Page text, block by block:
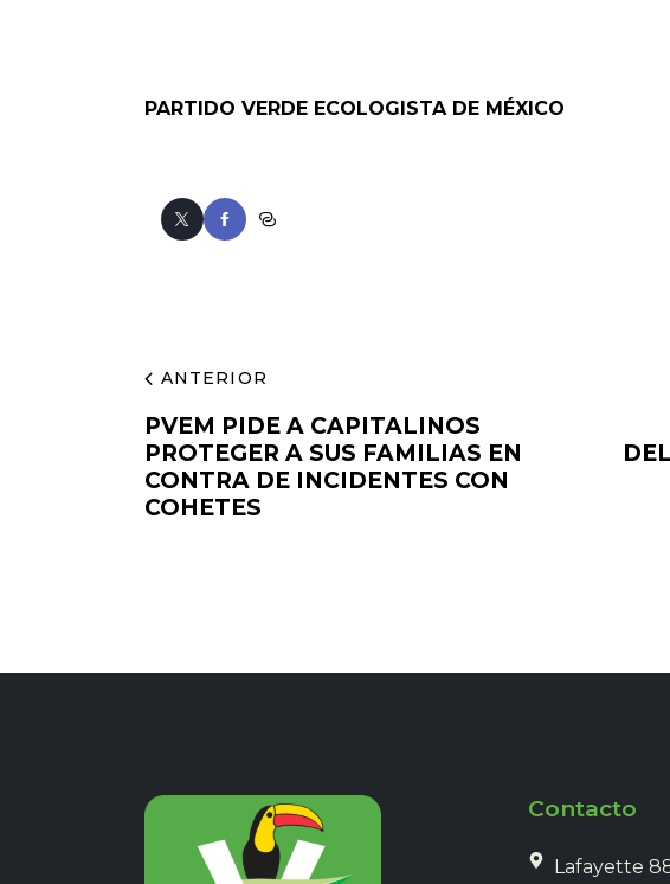
PARTIDO VERDE ECOLOGISTA DE MÉXICO
ANTERIOR
PVEM PIDE A CAPITALINOS
PROTEGER A SUS FAMILIAS EN
CONTRA DE INCIDENTES CON
COHETES
Contacto
Lafayette